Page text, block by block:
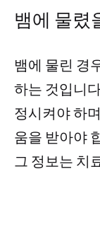
뱀에 물렸
뱀에 물린 경
하는 것입니
정시켜야 하
움을 받아야
그 정보는 치